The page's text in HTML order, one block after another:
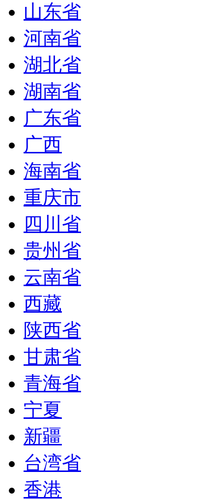
山东省
河南省
湖北省
湖南省
广东省
广西
海南省
重庆市
四川省
贵州省
云南省
西藏
陕西省
甘肃省
青海省
宁夏
新疆
台湾省
香港